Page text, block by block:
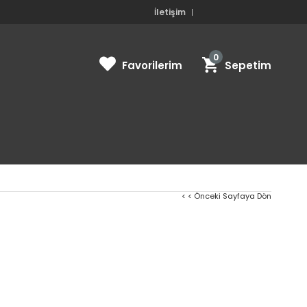
İletişim
Sepetim
0
Favorilerim
< < Önceki Sayfaya Dön